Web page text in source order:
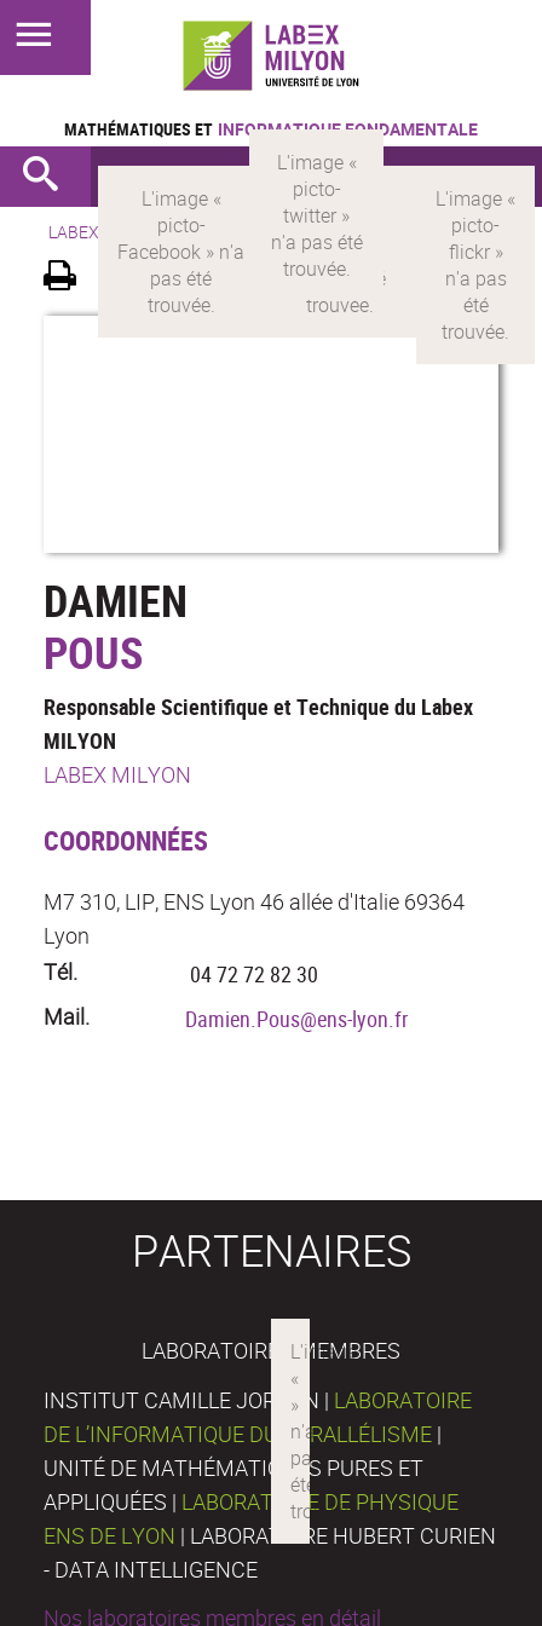
MATHÉMATIQUES ET INFORMATIQUE FONDAMENTALE
LABEX > LABEX MILYON
DAMIEN
POUS
Responsable Scientifique et Technique du Labex
MILYON
LABEX MILYON
COORDONNÉES
M7 310, LIP, ENS Lyon 46 allée d'Italie 69364
Lyon
Tél.
04 72 72 82 30
Mail.
Damien.Pous@ens-lyon.fr
PARTENAIRES
LABORATOIRES MEMBRES
INSTITUT CAMILLE JORDAN | LABORATOIRE
DE L’INFORMATIQUE DU PARALLÉLISME |
UNITÉ DE MATHÉMATIQUES PURES ET
APPLIQUÉES | LABORATOIRE DE PHYSIQUE
ENS DE LYON | LABORATOIRE HUBERT CURIEN
- DATA INTELLIGENCE
Nos laboratoires membres en détail